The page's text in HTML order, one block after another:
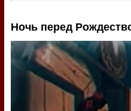
Ночь перед